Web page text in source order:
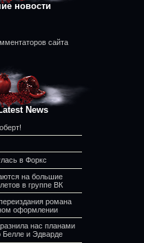
новости
сайта
News
в Форкс
на большие
в группе ВК
романа
оформлении
нас планами
и Эдварде